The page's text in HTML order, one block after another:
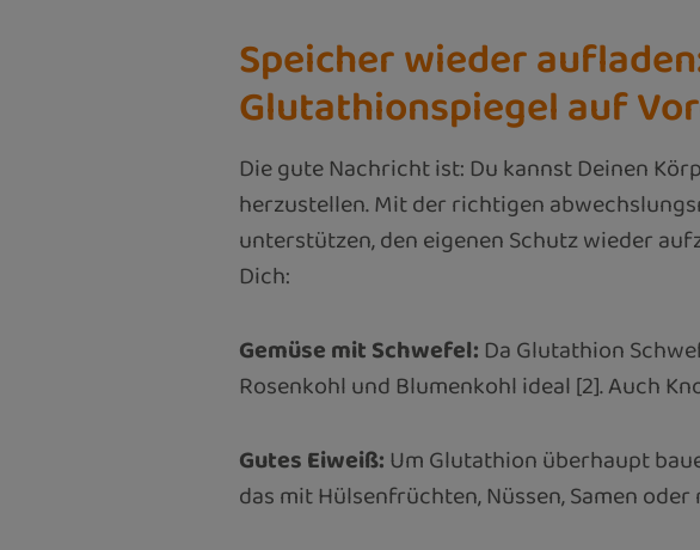
Speicher wieder
Glutathionspiegel auf
Die gute Nachricht ist: Du kannst Deinen
herzustellen. Mit der richtigen
unterstützen, den eigenen Schutz wieder
Dich:
Gemüse mit Schwefel: Da Glutathion
Rosenkohl und Blumenkohl ideal [2]. Auch
Gutes Eiweiß:Um Glutathion überhaupt
das mit Hülsenfrüchten, Nüssen, Samen